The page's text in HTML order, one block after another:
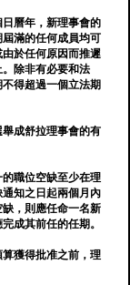
曆年，新理事會的
滿的任何成員均可
於任何原因而推遲
除非有必要和法
得超過一個立法期
成舒拉理事會的有
職位空缺至少在理
知之日起兩個月內
，則應任命一名新
成其前任的任期。
獲得批准之前，理